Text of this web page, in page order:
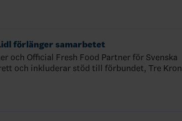
förlänger samarbetet
och Official Fresh Food Partner för Svenska
och inkluderar stöd till förbundet, Tre